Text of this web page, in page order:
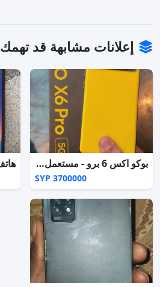
إعلانات مشابهة قد تهمك
بوكو اكس 6 برو - مستعمل - حالة ممتازة
3700000 SYP